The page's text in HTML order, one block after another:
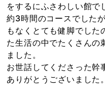
をするにふさわしい館で
約3時間のコースでした
もなくとても健脚でした
た生活の中でたくさんの
ました。
お世話してくださった幹
ありがとうございました。